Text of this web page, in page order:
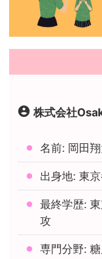
株式会社
名前: 岡田
出身地: 東
最終学歴:
攻
専門分野: